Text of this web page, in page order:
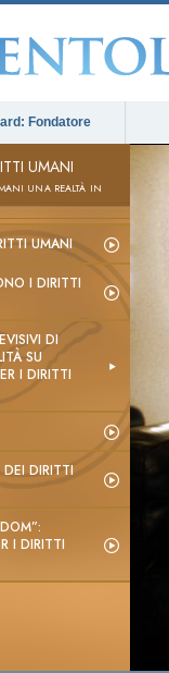
Fondatore
UMANI
UNA REALTÀ IN
UMANI
I DIRITTI
DI
SU
I DIRITTI
DIRITTI
I DIRITTI